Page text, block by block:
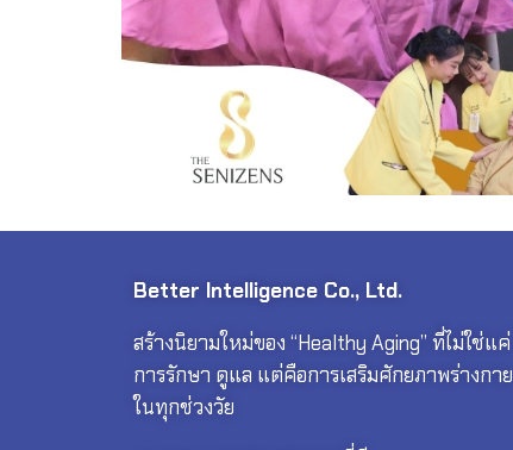
Better Intelligence Co., Ltd.
สร้างนิยามใหม่ของ “Healthy Aging” ที่ไม่ใช่แค่
การรักษา ดูแล แต่คือการเสริมศักยภาพร่างกาย
ในทุกช่วงวัย